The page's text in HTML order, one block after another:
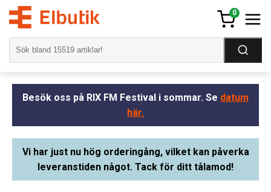
0
Besök oss på RIX FM Festival i sommar. Se datum
här.
Vi har just nu hög orderingång, vilket kan påverka
leveranstiden något. Tack för ditt tålamod!